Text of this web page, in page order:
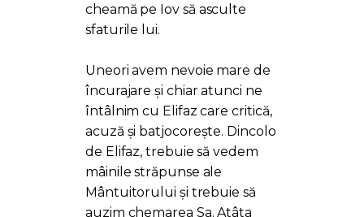
cheamă pe Iov să asculte
sfaturile lui.
Uneori avem nevoie mare de
încurajare și chiar atunci ne
întâlnim cu Elifaz care critică,
acuză și batjocorește. Dincolo
de Elifaz, trebuie să vedem
mâinile străpunse ale
Mântuitorului și trebuie să
auzim chemarea Sa. Atâta